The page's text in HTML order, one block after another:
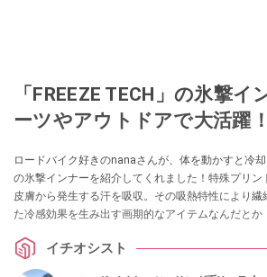
「FREEZE TECH」の氷撃
ーツやアウトドアで大活躍！
ロードバイク好きのnanaさんが、体を動かすと冷却
の氷撃インナーを紹介してくれました！特殊プリ
皮膚から発生する汗を吸収。その吸熱特性により
た冷感効果を生み出す画期的なアイテムなんだとか
イチオシスト